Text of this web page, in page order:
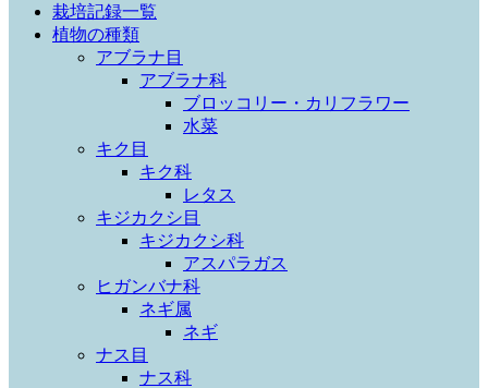
栽培記録一覧
植物の種類
アブラナ目
アブラナ科
ブロッコリー・カリフラワー
水菜
キク目
キク科
レタス
キジカクシ目
キジカクシ科
アスパラガス
ヒガンバナ科
ネギ属
ネギ
ナス目
ナス科